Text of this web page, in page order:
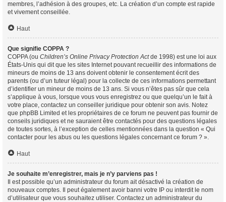
membres, l’adhésion à des groupes, etc. La création d’un compte est rapide
et vivement conseillée.
Haut
Que signifie COPPA ?
COPPA (ou Children’s Online Privacy Protection Actde 1998) est une loi aux
États-Unis qui dit que les sites Internet pouvant recueillir des informations de
mineurs de moins de 13 ans doivent obtenir le consentement écrit des
parents (ou d’un tuteur légal) pour la collecte de ces informations permettant
d’identifier un mineur de moins de 13 ans. Si vous n’êtes pas sûr que cela
s’applique à vous, lorsque vous vous enregistrez ou que quelqu’un le fait à
votre place, contactez un conseiller juridique pour obtenir son avis. Notez
que phpBB Limited et les propriétaires de ce forum ne peuvent pas fournir de
conseils juridiques et ne sauraient être contactés pour des questions légales
de toutes sortes, à l’exception de celles mentionnées dans la question « Qui
contacter pour les abus ou les questions légales concernant ce forum ? ».
Haut
Je souhaite m’enregistrer, mais je n’y parviens pas !
Il est possible qu’un administrateur du forum ait désactivé la création de
nouveaux comptes. Il peut également avoir banni votre IP ou interdit le nom
d’utilisateur que vous souhaitez utiliser. Contactez un administrateur du